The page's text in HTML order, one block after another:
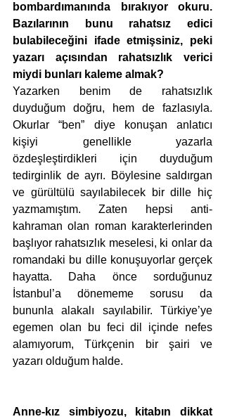
bombardımanında bırakıyor okuru.
Bazılarının bunu rahatsız edici
bulabileceğini ifade etmişsiniz, peki
yazarı açısından rahatsızlık verici
miydi bunları kaleme almak?
Yazarken benim de rahatsızlık
duyduğum doğru, hem de fazlasıyla.
Okurlar “ben” diye konuşan anlatıcı
kişiyi genellikle yazarla
özdeşleştirdikleri için duyduğum
tedirginlik de ayrı. Böylesine saldırgan
ve gürültülü sayılabilecek bir dille hiç
yazmamıştım. Zaten hepsi anti-
kahraman olan roman karakterlerinden
başlıyor rahatsızlık meselesi, ki onlar da
romandaki bu dille konuşuyorlar gerçek
hayatta. Daha önce sorduğunuz
İstanbul’a dönememe sorusu da
bununla alakalı sayılabilir. Türkiye’ye
egemen olan bu feci dil içinde nefes
alamıyorum, Türkçenin bir şairi ve
yazarı olduğum halde.
Anne-kız simbiyozu, kitabın dikkat